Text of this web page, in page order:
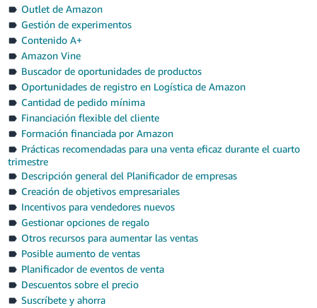
Outlet de Amazon
Gestión de experimentos
Contenido A+
Amazon Vine
Buscador de oportunidades de productos
Oportunidades de registro en Logística de Amazon
Cantidad de pedido mínima
Financiación flexible del cliente
Formación financiada por Amazon
Prácticas recomendadas para una venta eficaz durante el cuarto
trimestre
Descripción general del Planificador de empresas
Creación de objetivos empresariales
Incentivos para vendedores nuevos
Gestionar opciones de regalo
Otros recursos para aumentar las ventas
Posible aumento de ventas
Planificador de eventos de venta
Descuentos sobre el precio
Suscríbete y ahorra